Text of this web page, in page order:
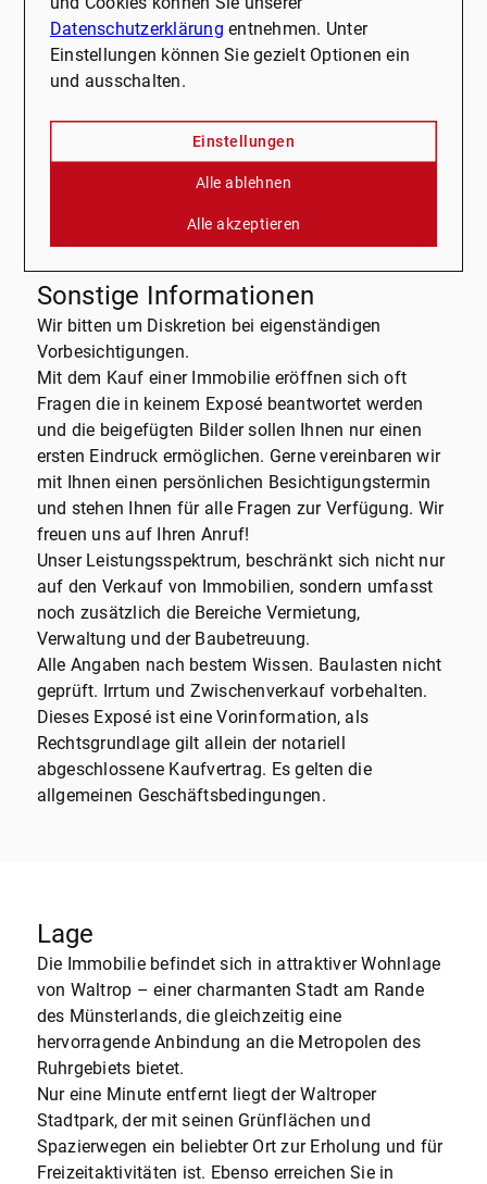
übernommen werden und ist funktional sowie
modern gestaltet. Details zur Übernahme können bei
Interesse gerne individuell abgestimmt werden.
bei einer Nutzung durch eine dreiköpfige Familie.
Darin enthalten sind 97 € für Heiz- und
Warmwasserkosten, zudem fließen 47 € monatlich
Sonstige Informationen
Wir bitten um Diskretion bei eigenständigen
Vorbesichtigungen.
Mit dem Kauf einer Immobilie eröffnen sich oft
Fragen die in keinem Exposé beantwortet werden
und die beigefügten Bilder sollen Ihnen nur einen
ersten Eindruck ermöglichen. Gerne vereinbaren wir
mit Ihnen einen persönlichen Besichtigungstermin
und stehen Ihnen für alle Fragen zur Verfügung. Wir
freuen uns auf Ihren Anruf!
Unser Leistungsspektrum, beschränkt sich nicht nur
auf den Verkauf von Immobilien, sondern umfasst
noch zusätzlich die Bereiche Vermietung,
Verwaltung und der Baubetreuung.
Alle Angaben nach bestem Wissen. Baulasten nicht
geprüft. Irrtum und Zwischenverkauf vorbehalten.
Dieses Exposé ist eine Vorinformation, als
Rechtsgrundlage gilt allein der notariell
abgeschlossene Kaufvertrag. Es gelten die
allgemeinen Geschäftsbedingungen.
Lage
Die Immobilie befindet sich in attraktiver Wohnlage
von Waltrop – einer charmanten Stadt am Rande
des Münsterlands, die gleichzeitig eine
hervorragende Anbindung an die Metropolen des
Ruhrgebiets bietet.
Nur eine Minute entfernt liegt der Waltroper
Stadtpark, der mit seinen Grünflächen und
Spazierwegen ein beliebter Ort zur Erholung und für
Freizeitaktivitäten ist. Ebenso erreichen Sie in
Datenschutzerklärung entnehmen. Unter
Einstellungen können Sie gezielt Optionen ein
und ausschalten.
Einstellungen
Alle ablehnen
Alle akzeptieren